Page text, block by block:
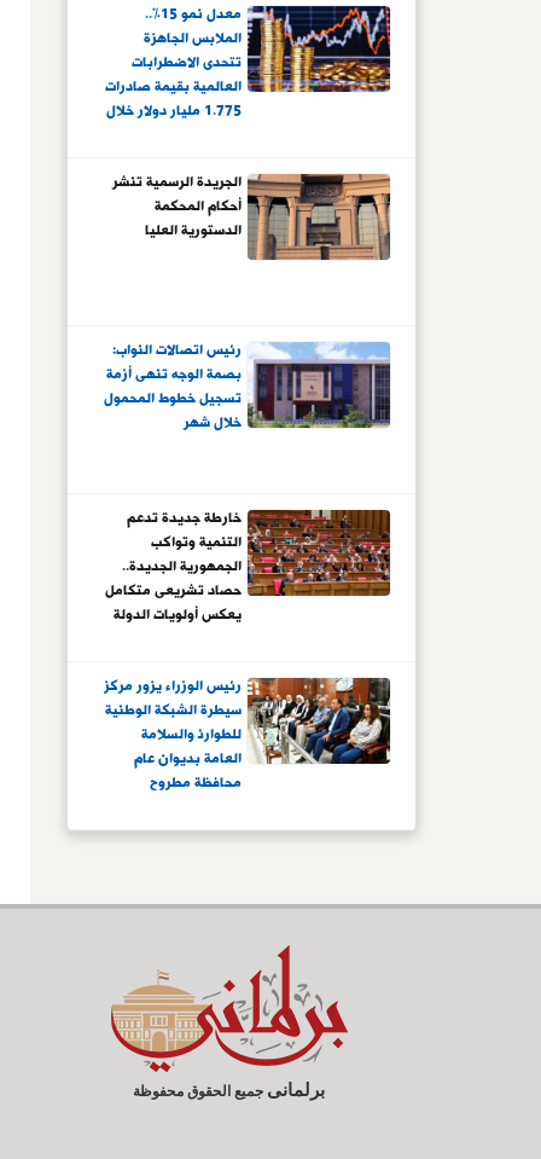
معدل نمو 15%..
الملابس الجاهزة
تتحدى الاضطرابات
العالمية بقيمة صادرات
1.775 مليار دولار خلال
دولار بمعدل نمو
وتعميق الصناعة وجذب
الجريدة الرسمية تنشر
أحكام المحكمة
الدستورية العليا
رئيس اتصالات النواب:
بصمة الوجه تنهى أزمة
تسجيل خطوط المحمول
خلال شهر
خارطة جديدة تدعم
التنمية وتواكب
الجمهورية الجديدة..
حصاد تشريعى متكامل
يعكس أولويات الدولة
الاجتماعية.. والبرلمان
ينجز واحدة من أكبر
الأجندات التشريعية فى
دور انعقاد واحد
رئيس الوزراء يزور مركز
سيطرة الشبكة الوطنية
للطوارئ والسلامة
العامة بديوان عام
محافظة مطروح
برلمانى